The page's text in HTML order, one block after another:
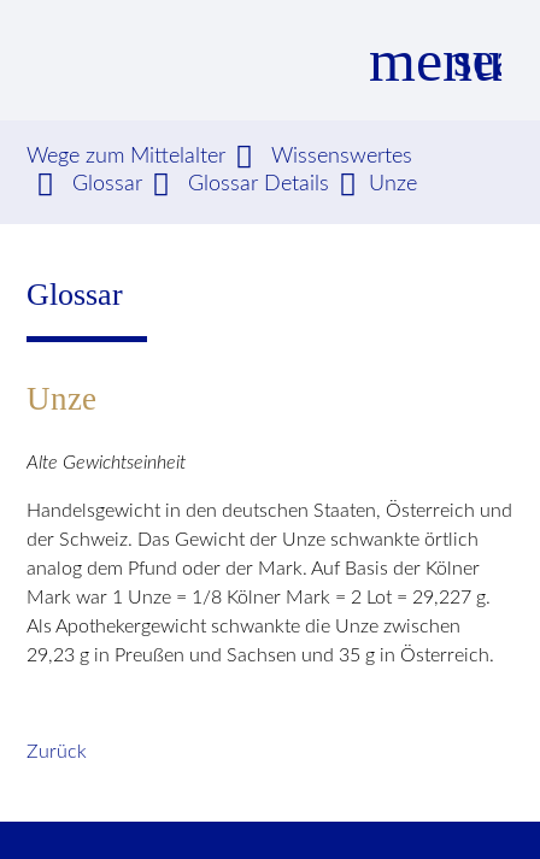
menu
Suchbegriffe SUCHEN
Wege zum Mittelalter
Wissenswertes
Glossar
Glossar Details Unze
Glossar
Unze
Alte Gewichtseinheit
Handelsgewicht in den deutschen Staaten, Österreich und
der Schweiz. Das Gewicht der Unze schwankte örtlich
analog dem Pfund oder der Mark. Auf Basis der Kölner
Mark war 1 Unze = 1/8 Kölner Mark = 2 Lot = 29,227 g.
Als Apothekergewicht schwankte die Unze zwischen
29,23 g in Preußen und Sachsen und 35 g in Österreich.
Zurück